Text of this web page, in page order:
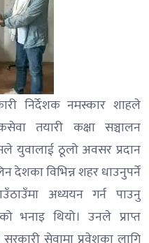
निर्देशक नमस्कार शाहले
तयारी कक्षा सञ्चालन
युवालाई ठूलो अवसर प्रदान
देशका विभिन्न शहर धाउनुपर्ने
अध्ययन गर्न पाउनु
भनाइ थियो। उनले प्राप्त